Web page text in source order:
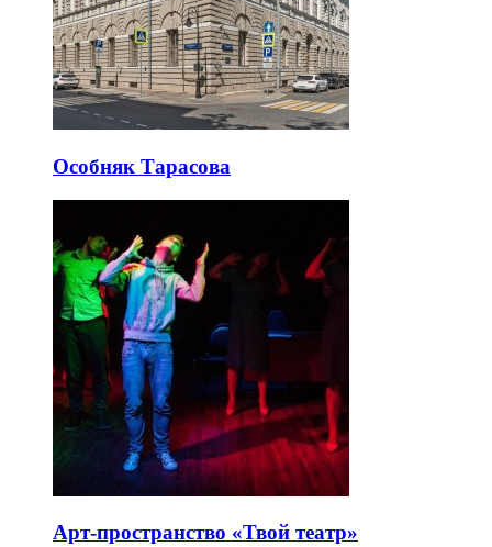
Особняк Тарасова
Арт-пространство «Твой театр»